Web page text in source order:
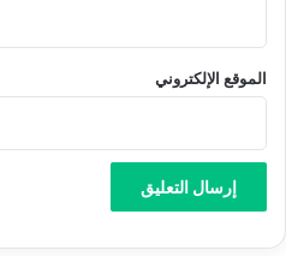
الموقع الإلكتروني